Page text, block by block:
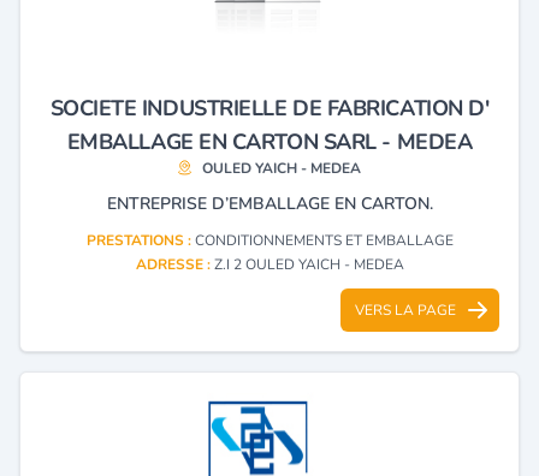
SOCIETE INDUSTRIELLE DE FABRICATION D'
EMBALLAGE EN CARTON SARL - MEDEA
OULED YAICH - MEDEA
ENTREPRISE D’EMBALLAGE EN CARTON.
PRESTATIONS :CONDITIONNEMENTS ET EMBALLAGE
ADRESSE :Z.I 2 OULED YAICH - MEDEA
VERS LA PAGE